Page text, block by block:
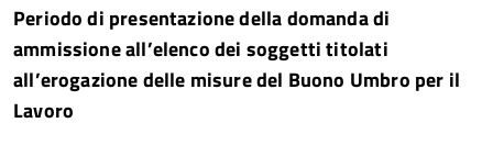
Periodo di presentazione della domanda di
ammissione all’elenco dei soggetti titolati
all’erogazione delle misure del Buono Umbro per il
Lavoro